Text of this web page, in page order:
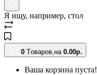
Я ищу, например, стол
0 Tоваров,на 0.00р.
Ваша корзина пуста!